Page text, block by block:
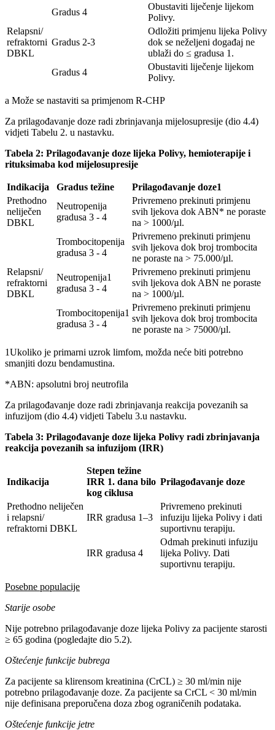
Gradus 4
Obustaviti liječenje lijekom
Polivy.
Relapsni/
refraktorni
DBKL
Gradus 2-3
Odložiti primjenu lijeka Polivy
dok se neželjeni događaj ne
ublaži do ≤ gradusa 1.
Gradus 4
Obustaviti liječenje lijekom
Polivy.
a Može se nastaviti sa primjenom R-CHP
Za prilagođavanje doze radi zbrinjavanja mijelosupresije (dio 4.4)
vidjeti Tabelu 2. u nastavku.
Tabela 2: Prilagođavanje doze lijeka Polivy, hemioterapije i
rituksimaba kod mijelosupresije
Indikacija Gradus težine
Prilagođavanje doze1
Prethodno
neliječen
DBKL
Neutropenija
gradusa 3 - 4
Privremeno prekinuti primjenu
svih ljekova dok ABN* ne poraste
na > 1000/µl.
Trombocitopenija
gradusa 3 - 4
Privremeno prekinuti primjenu
svih ljekova dok broj trombocita
ne poraste na > 75.000/µl.
Relapsni/
refraktorni
DBKL
Neutropenija1
gradusa 3 - 4
Privremeno prekinuti primjenu
svih ljekova dok ABN ne poraste
na > 1000/µl.
Trombocitopenija1
gradusa 3 - 4
Privremeno prekinuti primjenu
svih ljekova dok broj trombocita
ne poraste na > 75000/µl.
1Ukoliko je primarni uzrok limfom, možda neće biti potrebno
smanjiti dozu bendamustina.
*ABN: apsolutni broj neutrofila
Za prilagođavanje doze radi zbrinjavanja reakcija povezanih sa
infuzijom (dio 4.4) vidjeti Tabelu 3.u nastavku.
Tabela 3: Prilagođavanje doze lijeka Polivy radi zbrinjavanja
reakcija povezanih sa infuzijom (IRR)
Indikacija
Stepen težine
IRR 1. dana bilo
kog ciklusa
Prilagođavanje doze
Prethodno neliječen
i relapsni/
refraktorni DBKL
IRR gradusa 1–3
Privremeno prekinuti
infuziju lijeka Polivy i dati
suportivnu terapiju.
IRR gradusa 4
Odmah prekinuti infuziju
lijeka Polivy. Dati
suportivnu terapiju.
Posebne populacije
Starije osobe
Nije potrebno prilagođavanje doze lijeka Polivy za pacijente starosti
≥ 65 godina (pogledajte dio 5.2).
Oštećenje funkcije bubrega
Za pacijente sa klirensom kreatinina (CrCL) ≥ 30 ml/min nije
potrebno prilagođavanje doze. Za pacijente sa CrCL < 30 ml/min
nije definisana preporučena doza zbog ograničenih podataka.
Oštećenje funkcije jetre